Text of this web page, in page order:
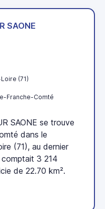
SAONE
(71)
Franche-Comté
SAONE se trouve
dans le
(71), au dernier
3 214
de 22.70 km².